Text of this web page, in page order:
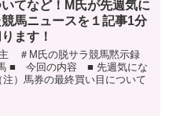
てなど！M氏が先週気に
馬ニュースを１記事1分
ます！
＃M氏の脱サラ競馬黙示録
■ 今回の内容 ■ 先週気にな
）馬券の最終買い目について